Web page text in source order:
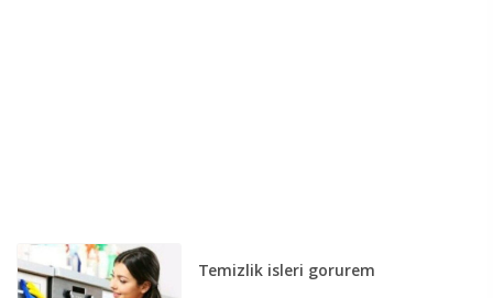
Temizlik isleri gorurem